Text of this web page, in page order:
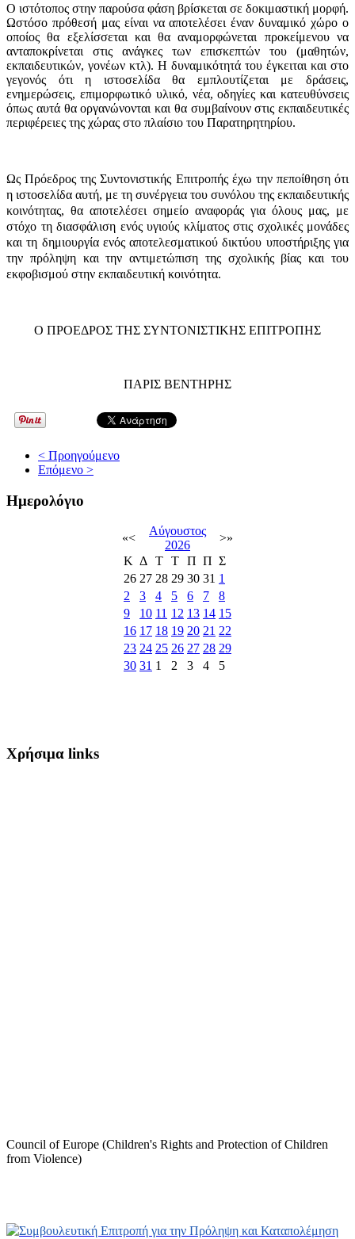
Ο ιστότοπος στην παρούσα φάση βρίσκεται σε δοκιμαστική μορφή.
Ωστόσο πρόθεσή μας είναι να αποτελέσει έναν δυναμικό χώρο ο
οποίος θα εξελίσσεται και θα αναμορφώνεται προκείμενου να
ανταποκρίνεται στις ανάγκες των επισκεπτών του (μαθητών,
εκπαιδευτικών, γονέων κτλ). Η δυναμικότητά του έγκειται και στο
γεγονός ότι η ιστοσελίδα θα εμπλουτίζεται με δράσεις,
ενημερώσεις, επιμορφωτικό υλικό, νέα, οδηγίες και κατευθύνσεις
όπως αυτά θα οργανώνονται και θα συμβαίνουν στις εκπαιδευτικές
περιφέρειες της χώρας στο πλαίσιο του Παρατηρητηρίου.
Ως Πρόεδρος της Συντονιστικής Επιτροπής έχω την πεποίθηση ότι
η ιστοσελίδα αυτή, με τη συνέργεια του συνόλου της εκπαιδευτικής
κοινότητας, θα αποτελέσει σημείο αναφοράς για όλους μας, με
στόχο τη διασφάλιση ενός υγιούς κλίματος στις σχολικές μονάδες
και τη δημιουργία ενός αποτελεσματικού δικτύου υποστήριξης για
την πρόληψη και την αντιμετώπιση της σχολικής βίας και του
εκφοβισμού στην εκπαιδευτική κοινότητα.
Ο ΠΡΟΕΔΡΟΣ ΤΗΣ ΣΥΝΤΟΝΙΣΤΙΚΗΣ ΕΠΙΤΡΟΠΗΣ
ΠΑΡΙΣ ΒΕΝΤΗΡΗΣ
< Προηγούμενο
Επόμενο >
Ημερολόγιο
«<
Αύγουστος
2026
>»
Κ Δ Τ Τ Π Π Σ
26 27 28 29 30 31 1
2
3 4 5 6 7
8
9
10 11 12 13 14 15
16 17 18 19 20 21 22
23 24 25 26 27 28 29
30 31 1 2 3 4 5
Χρήσιμα links
Council of Europe (Children's Rights and Protection of Children
from Violence)